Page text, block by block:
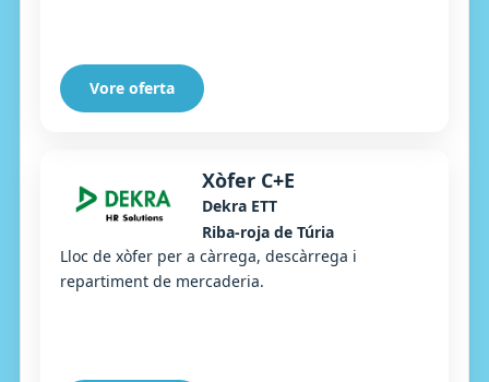
Vore oferta
Xòfer C+E
Dekra ETT
Riba-roja de Túria
Lloc de xòfer per a càrrega, descàrrega i
repartiment de mercaderia.